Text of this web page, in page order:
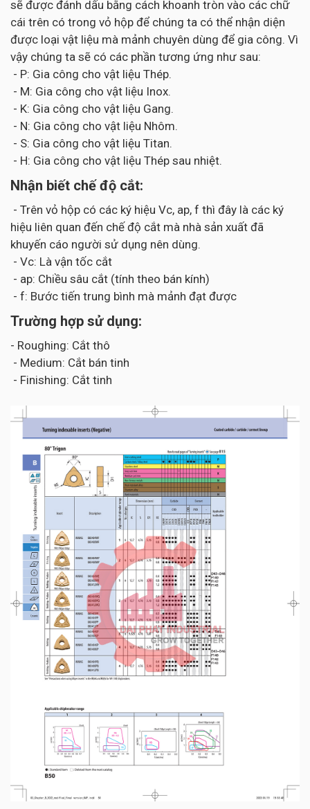
sẽ được đánh dấu bằng cách khoanh tròn vào các chữ
cái trên có trong vỏ hộp để chúng ta có thể nhận diện
được loại vật liệu mà mảnh chuyên dùng để gia công. Vì
vậy chúng ta sẽ có các phần tương ứng như sau:
- P: Gia công cho vật liệu Thép.
- M: Gia công cho vật liệu Inox.
- K: Gia công cho vật liệu Gang.
- N: Gia công cho vật liệu Nhôm.
- S: Gia công cho vật liệu Titan.
- H: Gia công cho vật liệu Thép sau nhiệt.
Nhận biết chế độ cắt:
- Trên vỏ hộp có các ký hiệu Vc, ap, f thì đây là các ký
hiệu liên quan đến chế độ cắt mà nhà sản xuất đã
khuyến cáo người sử dụng nên dùng.
- Vc: Là vận tốc cắt
- ap: Chiều sâu cắt (tính theo bán kính)
- f: Bước tiến trung bình mà mảnh đạt được
Trường hợp sử dụng:
- Roughing: Cắt thô
- Medium: Cắt bán tinh
- Finishing: Cắt tinh